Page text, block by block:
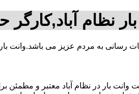
نظام آباد,کارگر
رسانی به مردم عزیز می باشد.وانت
در نظام آباد معتبر و مطمئن